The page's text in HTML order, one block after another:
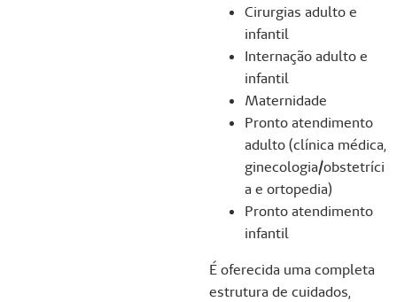
Cirurgias adulto e
infantil
Internação adulto e
infantil
Maternidade
Pronto atendimento
adulto (clínica médica,
ginecologia/obstetríci
a e ortopedia)
Pronto atendimento
infantil
É oferecida uma completa
estrutura de cuidados,